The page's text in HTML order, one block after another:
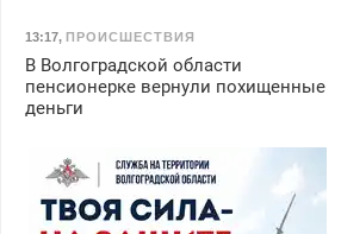
13:17, ПРОИСШЕСТВИЯ
В Волгоградской области
пенсионерке вернули похищенные
деньги